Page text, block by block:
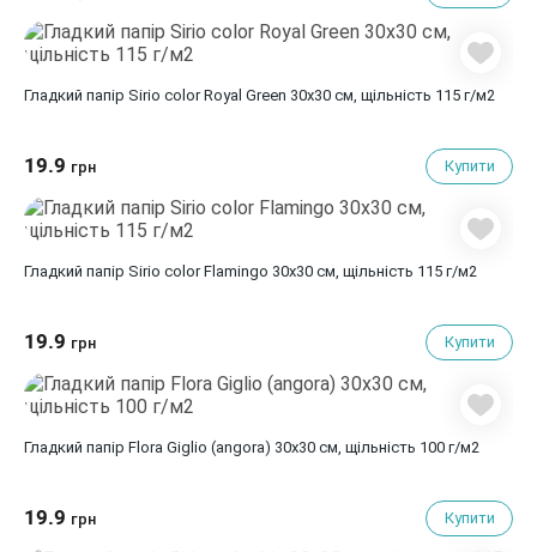
Гладкий папір Sirio color Royal Green 30х30 см, щільність 115 г/м2
19.9 грн Купити
Гладкий папір Sirio color Flamingo 30х30 см, щільність 115 г/м2
19.9 грн Купити
Гладкий папір Flora Giglio (angora) 30х30 см, щільність 100 г/м2
19.9 грн Купити